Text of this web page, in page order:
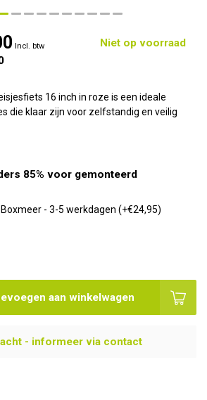
Incl. btw
Niet op voorraad
16 inch in roze is een ideale
die klaar zijn voor zelfstandig en veilig
85% voor gemonteerd
- 3-5 werkdagen (+€24,95)
aan winkelwagen
- informeer via contact